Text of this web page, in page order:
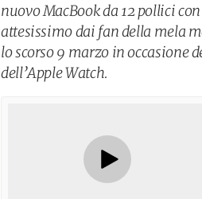
nuovo MacBook da 12 pollici
attesissimo dai fan della mela
lo scorso 9 marzo in occasione
dell’Apple Watch.